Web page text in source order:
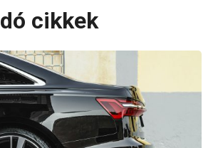
cikkek